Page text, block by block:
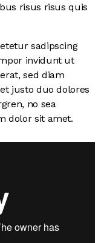
risus risus quis
sadipscing
invidunt ut
sed diam
justo duo dolores
no sea
dolor sit amet.